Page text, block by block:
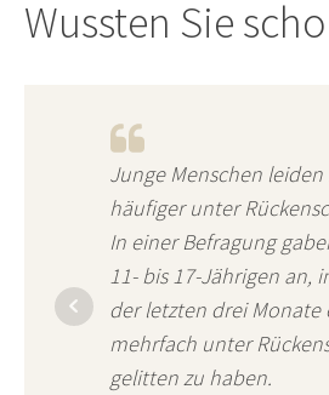
Wussten Sie
Junge Menschen
häufiger unter
In einer Befragung
11- bis 17-Jährigen an,
der letzten drei Monate
mehrfach unter
gelitten zu haben.